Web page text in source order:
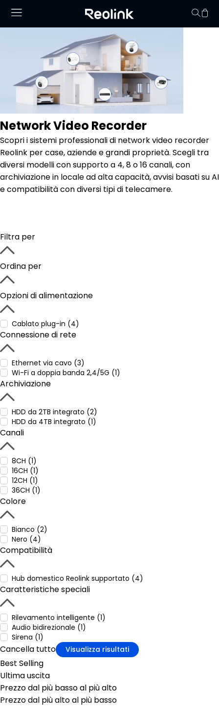
Il carrello non
Network Video Recorder
Scopri i sistemi professionali di network video recorder
Reolink per case, aziende e grandi proprietà. Scegli tra
diversi modelli con supporto a 4, 8 o 16 canali, con
archiviazione in locale ad alta capacità, avvisi basati su AI
e compatibilità con diversi tipi di telecamere.
Filtra per
Ordina per
Opzioni di alimentazione
Cablato plug-in (4)
Connessione di rete
Ethernet via cavo (3)
Wi-Fi a doppia banda 2,4/5G (1)
Archiviazione
HDD da 2TB integrato (2)
HDD da 4TB integrato (1)
Canali
8CH (1)
16CH (1)
12CH (1)
36CH (1)
Colore
Bianco (2)
Nero (4)
Compatibilità
Hub domestico Reolink supportato (4)
Caratteristiche speciali
Rilevamento intelligente (1)
Audio bidirezionale (1)
Sirena (1)
Cancella tutto Visualizza risultati
Best Selling
Ultima uscita
Prezzo dal più basso al più alto
Prezzo dal più alto al più basso